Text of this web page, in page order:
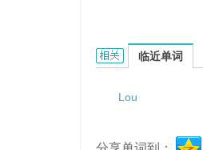
Lourens的相关资料：
临近单词
Lou